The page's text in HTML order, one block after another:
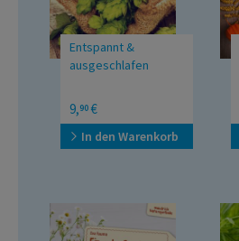
Entspannt &
ausgeschlafen
Hausmittel für innere
Ruhe
9,90 €
In den Warenkorb